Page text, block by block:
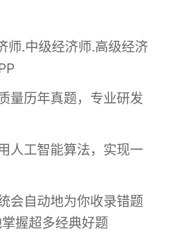
师.中级经济师.高级经济
量历年真题，专业研发
人工智能算法，实现一
会自动地为你收录错题
握超多经典好题